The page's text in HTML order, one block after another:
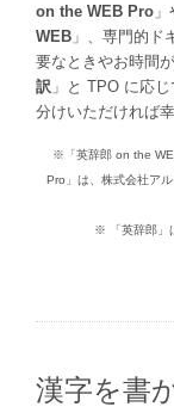
on the WEB Pro 」
WEB 」、専門的ド
要なときやお時間
訳 」と TPO に応
分けいただければ幸
※「英辞郎 on the
Pro」は、株式会社ア
※ 「英辞郎」
漢字を書